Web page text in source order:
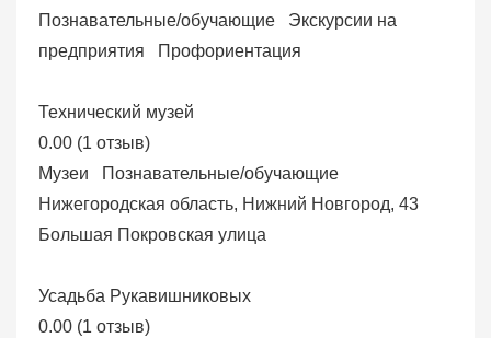
Познавательные/обучающие
Экскурсии на
предприятия
Профориентация
Технический музей
0.00 (1 отзыв)
Музеи
Познавательные/обучающие
Нижегородская область, Нижний Новгород, 43
Большая Покровская улица
Усадьба Рукавишниковых
0.00 (1 отзыв)